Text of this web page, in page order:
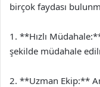
birçok faydası
1. **Hızlı
şekilde müdahale
2. **Uzman Ekip:**